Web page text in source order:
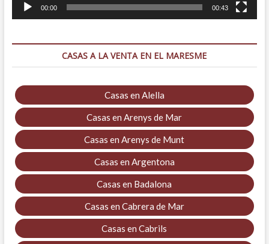
00:00 00:43
CASAS A LA VENTA EN EL MARESME
Casas en Alella
Casas en Arenys de Mar
Casas en Arenys de Munt
Casas en Argentona
Casas en Badalona
Casas en Cabrera de Mar
Casas en Cabrils